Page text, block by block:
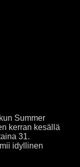
Summer
kerran kesällä
31.
idyllinen